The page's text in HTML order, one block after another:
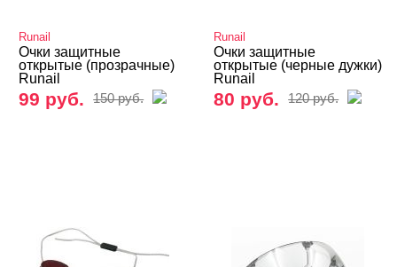
Runail
Очки защитные
открытые (прозрачные)
Runail
99 руб. 150 руб.
Runail
Очки защитные
открытые (черные дужки)
Runail
80 руб. 120 руб.